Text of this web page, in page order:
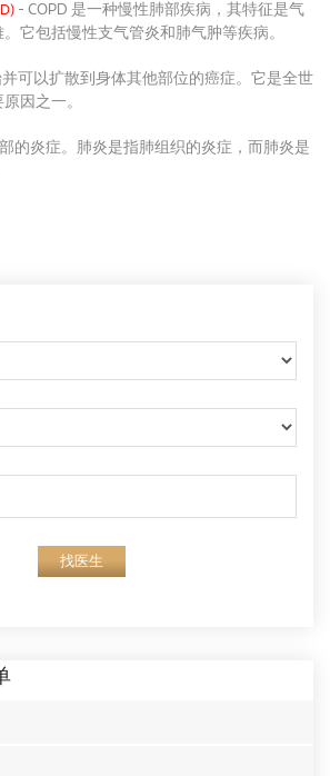
- COPD 是一种慢性肺部疾病，其特征是气
它包括慢性支气管炎和肺气肿等疾病。
可以扩散到身体其他部位的癌症。它是全世
因之一。
的炎症。肺炎是指肺组织的炎症，而肺炎是
找医生